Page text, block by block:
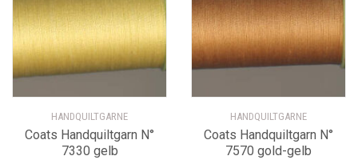
HANDQUILTGARNE
Coats Handquiltgarn N°
7330 gelb
HANDQUILTGARNE
Coats Handquiltgarn N°
7570 gold-gelb